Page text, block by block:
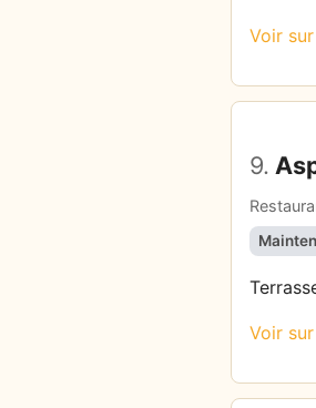
Voir
9.
Voir